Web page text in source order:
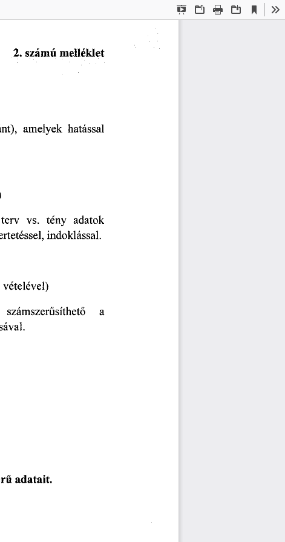
Presentation
OpenPrint Download
Current
View
2.    számú
  melléklet
  amelyek
   hatással
terv
   vs.
   tény
   adatok
  indoklással.
  vételével)
számszerűsíthető
      a
  adatait.